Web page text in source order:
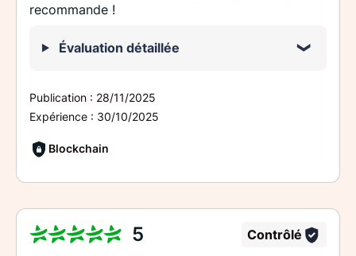
recommande !
Évaluation détaillée
Publication : 28/11/2025
Expérience : 30/10/2025
Blockchain
5 Contrôlé